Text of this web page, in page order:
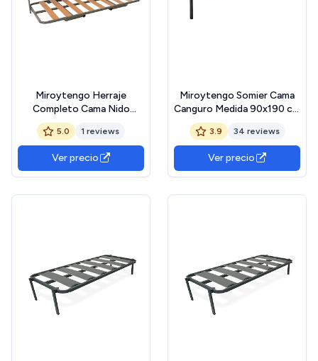
Miroytengo Herraje
Completo Cama Nido
Canguro 90x180 cm + 2
SOMIERES Tubo 30x30
mm, Balda Ancha, Patas
Incluidas
5.0 1 reviews
Ver precio
Miroytengo Somier Cama
Canguro Medida 90x190 cm
Parte Superior con balda
Ancha Tubo 40x30 mm
3.9 34 reviews
Ver precio